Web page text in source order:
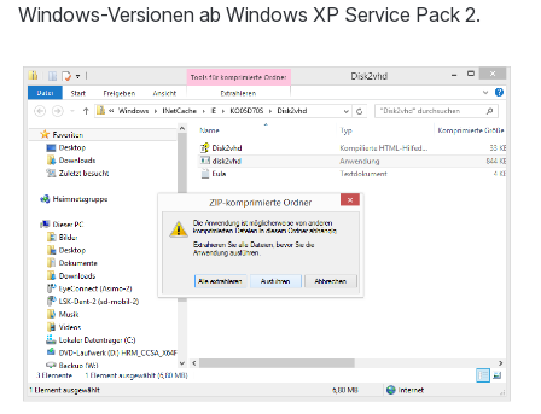
Windows-Versionen ab Windows XP Service Pack 2.